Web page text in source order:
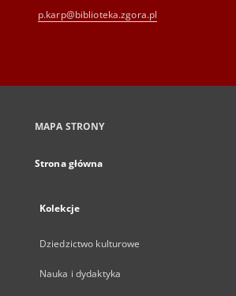
p.karp@biblioteka.zgora.pl
MAPA STRONY
Strona główna
Kolekcje
Dziedzictwo kulturowe
Nauka i dydaktyka